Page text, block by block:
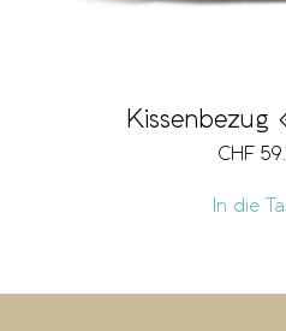
Kissenbezug
CHF
In die